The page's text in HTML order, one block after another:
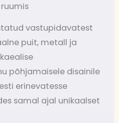
vastupidavatest
puit, metall ja
põhjamaisele disainile
erinevatesse
samal ajal unikaalset